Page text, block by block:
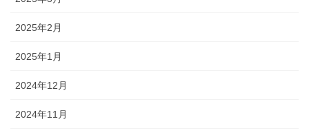
2025年2月
2025年1月
2024年12月
2024年11月